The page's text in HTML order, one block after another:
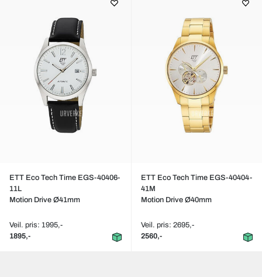
ETT Eco Tech Time EGS-40406-
11L
Motion Drive Ø41mm
Veil. pris: 1995,-
1895,-
ETT Eco Tech Time EGS-40404-
41M
Motion Drive Ø40mm
Veil. pris: 2695,-
2560,-